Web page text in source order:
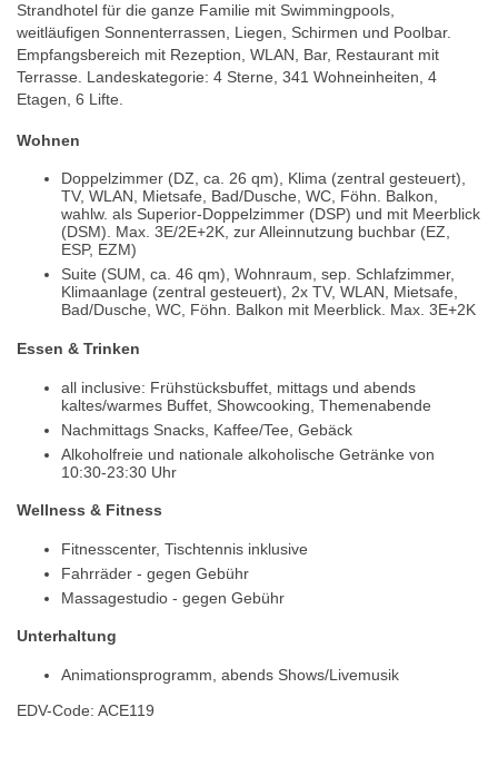
Strandhotel für die ganze Familie mit Swimmingpools,
weitläufigen Sonnenterrassen, Liegen, Schirmen und Poolbar.
Empfangsbereich mit Rezeption, WLAN, Bar, Restaurant mit
Terrasse. Landeskategorie: 4 Sterne, 341 Wohneinheiten, 4
Etagen, 6 Lifte.
Wohnen
Doppelzimmer (DZ, ca. 26 qm), Klima (zentral gesteuert),
TV, WLAN, Mietsafe, Bad/Dusche, WC, Föhn. Balkon,
wahlw. als Superior-Doppelzimmer (DSP) und mit Meerblick
(DSM). Max. 3E/2E+2K, zur Alleinnutzung buchbar (EZ,
ESP, EZM)
Suite (SUM, ca. 46 qm), Wohnraum, sep. Schlafzimmer,
Klimaanlage (zentral gesteuert), 2x TV, WLAN, Mietsafe,
Bad/Dusche, WC, Föhn. Balkon mit Meerblick. Max. 3E+2K
Essen & Trinken
all inclusive: Frühstücksbuffet, mittags und abends
kaltes/warmes Buffet, Showcooking, Themenabende
Nachmittags Snacks, Kaffee/Tee, Gebäck
Alkoholfreie und nationale alkoholische Getränke von
10:30-23:30 Uhr
Wellness & Fitness
Fitnesscenter, Tischtennis inklusive
Fahrräder - gegen Gebühr
Massagestudio - gegen Gebühr
Unterhaltung
Animationsprogramm, abends Shows/Livemusik
EDV-Code: ACE119